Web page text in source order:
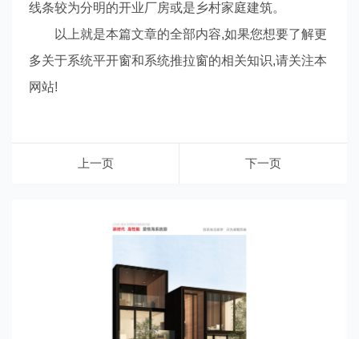
线条较为分明的开业厂房或是乡村家庭建筑。
以上就是本篇文章的全部内容,如果您想要了解更
多关于系统平开窗和系统推拉窗的相关知识,请关注本
网站!
上一页 下一页